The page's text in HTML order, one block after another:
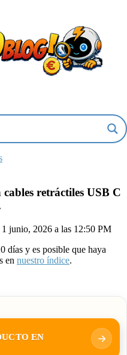
retráctiles USB C
1 junio, 2026 a las 12:50 PM
días y es posible que haya
en nuestro índice.
EN